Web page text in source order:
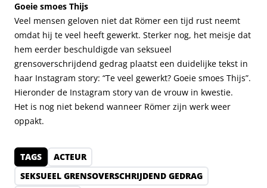
Goeie smoes Thijs
Veel mensen geloven niet dat Römer een tijd rust neemt
omdat hij te veel heeft gewerkt. Sterker nog, het meisje dat
hem eerder beschuldigde van seksueel
grensoverschrijdend gedrag plaatst een duidelijke tekst in
haar Instagram story: “Te veel gewerkt? Goeie smoes Thijs”.
Hieronder de Instagram story van de vrouw in kwestie.
Het is nog niet bekend wanneer Römer zijn werk weer
oppakt.
TAGS
ACTEUR
SEKSUEEL GRENSOVERSCHRIJDEND GEDRAG